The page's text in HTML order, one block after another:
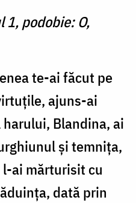
podobie: O,
te-ai făcut pe
ajuns-ai
Blandina, ai
și temnița,
ai mărturisit cu
dată prin